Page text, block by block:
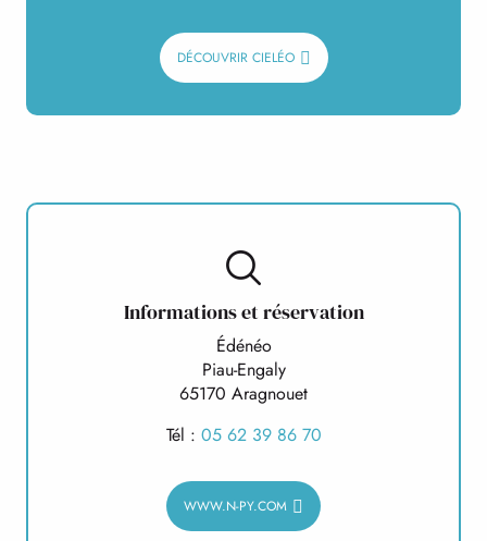
DÉCOUVRIR CIELÉO
Informations et réservation
Édénéo
Piau-Engaly
65170 Aragnouet
Tél : 05 62 39 86 70
WWW.N-PY.COM